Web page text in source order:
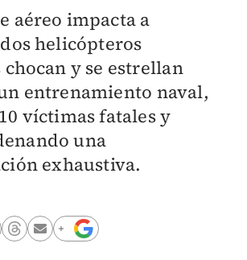
aéreo impacta a
helicópteros
y se estrellan
entrenamiento naval,
víctimas fatales y
una
exhaustiva.